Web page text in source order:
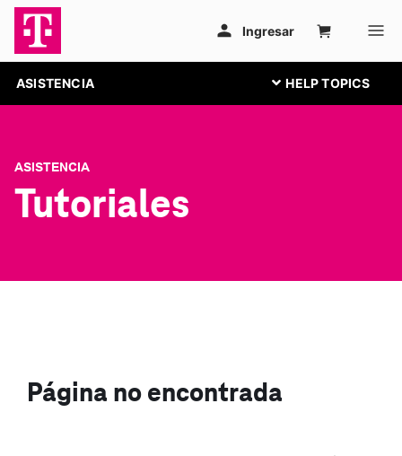
ASISTENCIA
ASISTENCIA
Tutoriales